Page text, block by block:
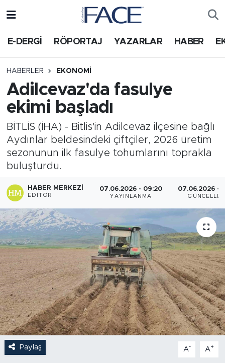
E-DERGİ RÖPORTAJ YAZARLAR HABER
HABERLER EKONOMI
Adilcevaz'da fasulye
ekimi başladı
BİTLİS (İHA) - Bitlis'in Adilcevaz ilçesine bağlı
Aydınlar beldesindeki çiftçiler, 2026 üretim
sezonunun ilk fasulye tohumlarını toprakla
buluşturdu.
HABER MERKEZI
EDITÖR
07.06.2026 - 09:20
YAYINLANMA
07.06.2026 -
Paylaş A- A+
HABER
Nöbetçi Eczaneler
Trafik Durumu
Süper Lig Puan Durumu ve Fikstür
Tüm Manşetler
Son Dakika Haberleri
Haber Arşivi